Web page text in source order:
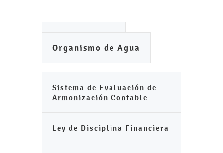
Organismo de Agua
Sistema de Evaluación de
Armonización Contable
Ley de Disciplina Financiera